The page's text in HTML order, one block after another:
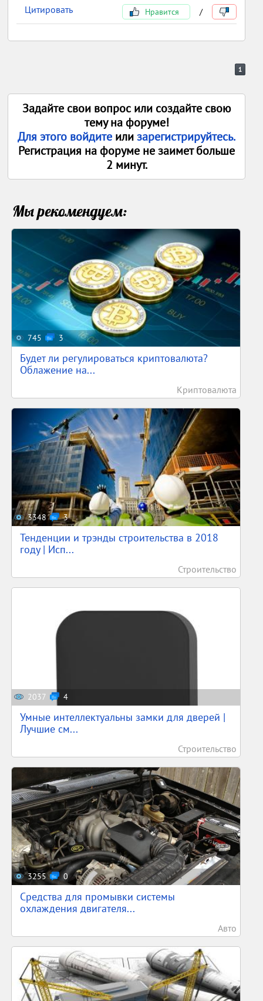
Цитировать
Нравится /
1
Задайте свои вопрос или создайте свою
тему на форуме!
Для этого войдите илизарегистрируйтесь.
Регистрация на форуме не заимет больше
2 минут.
Мы рекомендуем:
745 3
Будет ли регулироваться криптовалюта?
Облажение на...
Криптовалюта
3348 3
Тенденции и трэнды строительства в 2018
году | Исп...
Строительство
2037 4
Умные интеллектуальны замки для дверей |
Лучшие см...
Строительство
3255 0
Средства для промывки системы
охлаждения двигателя...
Авто